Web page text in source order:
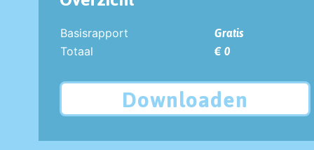
Basisrapport
Gratis
Totaal
€ 0
Downloaden